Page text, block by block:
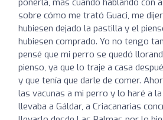
sobre cómo me trató Guaci, me
hubiesen dejado la pastilla y el
hubiesen comprado. Yo no tengo
pensé que mi perro se quedó
pienso, ya que lo traje a casa
y que tenía que darle de comer.
las vacunas a mi perro y lo haré a
llevaba a Gáldar, a Criacanarias